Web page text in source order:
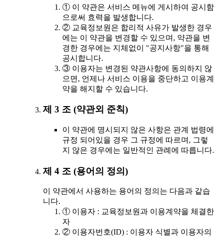
① 이 약관은 서비스 메뉴에 게시하여 공시함
으로써 효력을 발생합니다.
② 교육정보원은 합리적 사유가 발생한 경우
에는 이 약관을 변경할 수 있으며, 약관을 변
경한 경우에는 지체없이 "공지사항"을 통해
공시합니다.
③ 이용자는 변경된 약관사항에 동의하지 않
으면, 언제나 서비스 이용을 중단하고 이용계
약을 해지할 수 있습니다.
제 3 조 (약관외 준칙)
이 약관에 명시되지 않은 사항은 관계 법령에
규정 되어있을 경우 그 규정에 따르며, 그렇
지 않은 경우에는 일반적인 관례에 따릅니다.
제 4 조 (용어의 정의)
이 약관에서 사용하는 용어의 정의는 다음과 같습
니다.
① 이용자 : 교육정보원과 이용계약을 체결한
자
② 이용자번호(ID) : 이용자 식별과 이용자의